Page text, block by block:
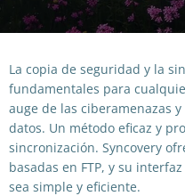
La copia de seguridad y la
fundamentales para
auge de las ciberamenazas
datos. Un método eficaz y
sincronización. Syncovery
basadas en FTP, y su
sea simple y eficiente.